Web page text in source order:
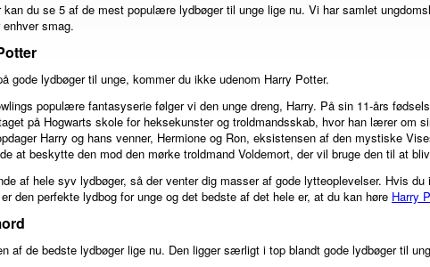
kan du se 5 af de mest populære lydbøger til unge lige nu. Vi har samlet
enhver smag.
gode lydbøger til unge, kommer du ikke udenom Harry Potter.
populære fantasyserie følger vi den unge dreng, Harry. På sin 11-års
på Hogwarts skole for heksekunster og troldmandsskab, hvor han lærer om
Harry og hans venner, Hermione og Ron, eksistensen af den mystiske
at beskytte den mod den mørke troldmand Voldemort, der vil bruge den til at
af hele syv lydbøger, så der venter dig masser af gode lytteoplevelser. Hvis
den perfekte lydbog for unge og det bedste af det hele er, at du kan høre Harry
af de bedste lydbøger lige nu. Den ligger særligt i top blandt gode lydbøger til